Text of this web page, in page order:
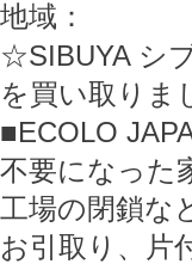
地域：
☆SIBUYA シ
を買い取りま
■ECOLO
不要になった
工場の閉鎖な
お引取り、片